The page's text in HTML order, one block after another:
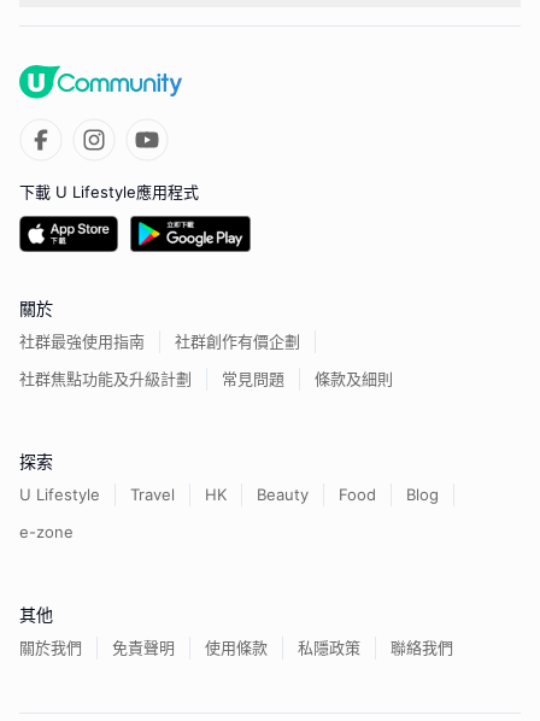
下載 U Lifestyle應用程式
關於
社群最強使用指南
社群創作有價企劃
社群焦點功能及升級計劃
常見問題 條款及細則
探索
U Lifestyle Travel HK Beauty Food
Blog
e-zone
其他
關於我們 免責聲明 使用條款 私隱政策 聯絡我們